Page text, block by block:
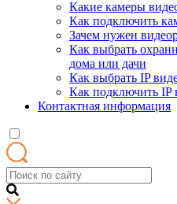
Какие камеры
Как подключить
Зачем нужен
Как выбрать
дома или дачи
Как выбрать IP
Как подключить IP
Контактная информация